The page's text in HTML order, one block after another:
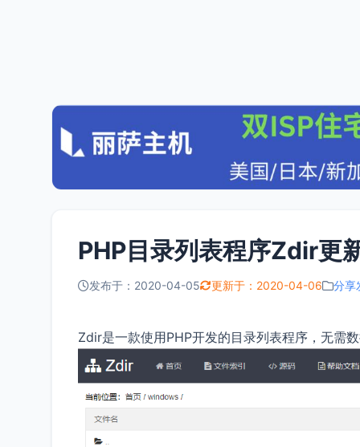
PHP目录列表程序Zdir更
发布于：2020-04-05 更新于：2020-04-06 分享
Zdir是一款使用PHP开发的目录列表程序，无需